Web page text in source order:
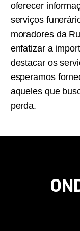
oferecer
serviços
moradores da
enfatizar a
destacar os
esperamos
aqueles que
perda.